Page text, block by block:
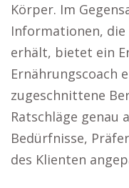
Körper. Im
Informationen,
erhält, bietet ein
Ernährungscoach
zugeschnittene
Ratschläge genau
Bedürfnisse,
des Klienten